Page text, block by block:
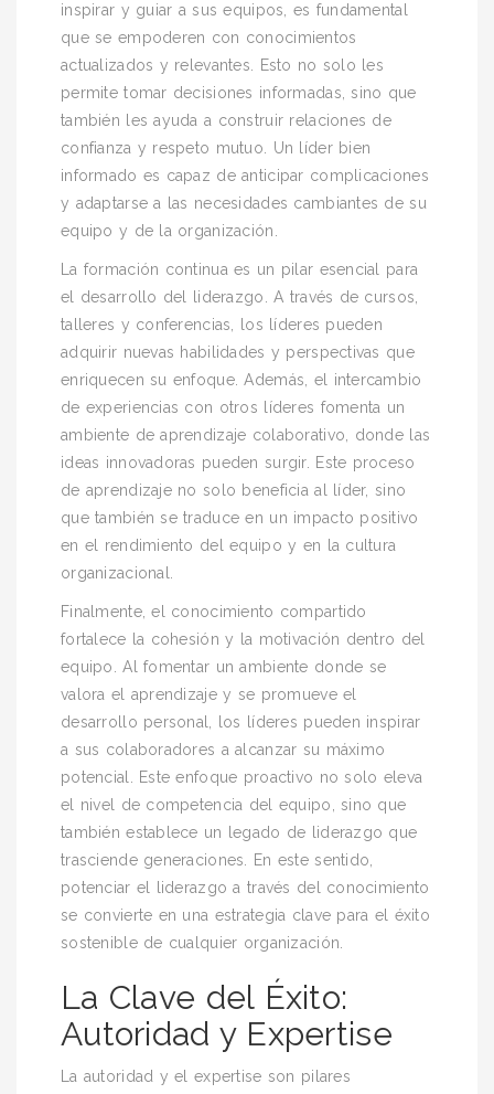
inspirar y guiar a sus equipos, es fundamental
que se empoderen con conocimientos
actualizados y relevantes. Esto no solo les
permite tomar decisiones informadas, sino que
también les ayuda a construir relaciones de
confianza y respeto mutuo. Un líder bien
informado es capaz de anticipar complicaciones
y adaptarse a las necesidades cambiantes de su
equipo y de la organización.
La formación continua es un pilar esencial para
el desarrollo del liderazgo. A través de cursos,
talleres y conferencias, los líderes pueden
adquirir nuevas habilidades y perspectivas que
enriquecen su enfoque. Además, el intercambio
de experiencias con otros líderes fomenta un
ambiente de aprendizaje colaborativo, donde las
ideas innovadoras pueden surgir. Este proceso
de aprendizaje no solo beneficia al líder, sino
que también se traduce en un impacto positivo
en el rendimiento del equipo y en la cultura
organizacional.
Finalmente, el conocimiento compartido
fortalece la cohesión y la motivación dentro del
equipo. Al fomentar un ambiente donde se
valora el aprendizaje y se promueve el
desarrollo personal, los líderes pueden inspirar
a sus colaboradores a alcanzar su máximo
potencial. Este enfoque proactivo no solo eleva
el nivel de competencia del equipo, sino que
también establece un legado de liderazgo que
trasciende generaciones. En este sentido,
potenciar el liderazgo a través del conocimiento
se convierte en una estrategia clave para el éxito
sostenible de cualquier organización.
La Clave del Éxito:
Autoridad y Expertise
La autoridad y el expertise son pilares